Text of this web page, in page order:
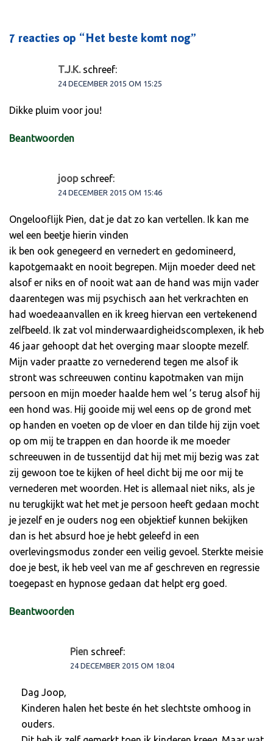
7 reacties op “Het beste komt nog”
T.J.K. schreef:
24 DECEMBER 2015 OM 15:25
Dikke pluim voor jou!
Beantwoorden
joop schreef:
24 DECEMBER 2015 OM 15:46
Ongelooflijk Pien, dat je dat zo kan vertellen. Ik kan me
wel een beetje hierin vinden
ik ben ook genegeerd en vernedert en gedomineerd,
kapotgemaakt en nooit begrepen. Mijn moeder deed net
alsof er niks en of nooit wat aan de hand was mijn vader
daarentegen was mij psychisch aan het verkrachten en
had woedeaanvallen en ik kreeg hiervan een vertekenend
zelfbeeld. Ik zat vol minderwaardigheidscomplexen, ik heb
46 jaar gehoopt dat het overging maar sloopte mezelf.
Mijn vader praatte zo vernederend tegen me alsof ik
stront was schreeuwen continu kapotmaken van mijn
persoon en mijn moeder haalde hem wel ’s terug alsof hij
een hond was. Hij gooide mij wel eens op de grond met
op handen en voeten op de vloer en dan tilde hij zijn voet
op om mij te trappen en dan hoorde ik me moeder
schreeuwen in de tussentijd dat hij met mij bezig was zat
zij gewoon toe te kijken of heel dicht bij me oor mij te
vernederen met woorden. Het is allemaal niet niks, als je
nu terugkijkt wat het met je persoon heeft gedaan mocht
je jezelf en je ouders nog een objektief kunnen bekijken
dan is het absurd hoe je hebt geleefd in een
overlevingsmodus zonder een veilig gevoel. Sterkte meisie
doe je best, ik heb veel van me af geschreven en regressie
toegepast en hypnose gedaan dat helpt erg goed.
Beantwoorden
Pien schreef:
24 DECEMBER 2015 OM 18:04
Dag Joop,
Kinderen halen het beste én het slechtste omhoog in
ouders.